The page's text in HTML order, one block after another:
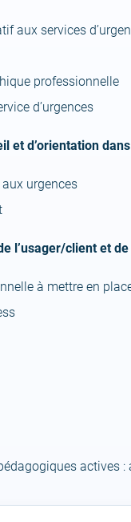
aux services
professionnelle
d’urgences
et d’orientation
aux urgences
l’usager/client et
à mettre en
actives :